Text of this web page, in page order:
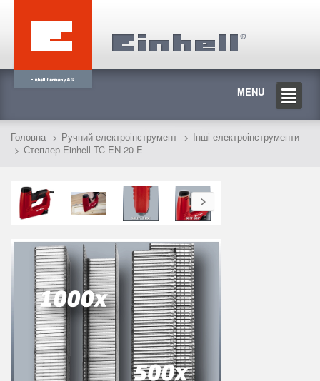
MENU
Головна Ручний електроінструмент
Інші електроінструменти
Степлер Einhell TC-EN 20 E